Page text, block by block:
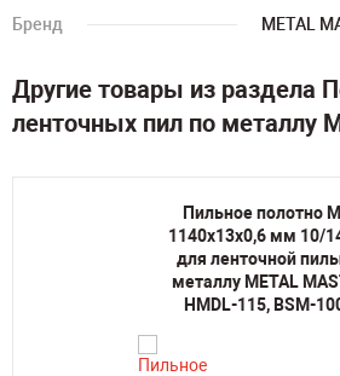
Бренд
METAL
Другие товары из раздела
ленточных пил по металлу
Пильное полотно
1140х13х0,6 мм 10/
для ленточной
металлу METAL
HMDL-115, BSM-